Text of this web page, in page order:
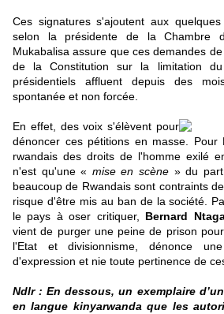
Ces signatures s'ajoutent aux
selon la présidente de la Chambre
Mukabalisa assure que ces demandes
de la Constitution sur la limitation
présidentiels affluent depuis des
spontanée et non forcée.
En effet, des voix s'élèvent pour
dénoncer ces pétitions en masse. Pour
rwandais des droits de l'homme exilé
n'est qu'une « mise en scène» du parti
beaucoup de Rwandais sont contraints
risque d'être mis au ban de la société.
le pays à oser critiquer, Bernard
vient de purger une peine de prison
l'Etat et divisionnisme, dénonce
d'expression et nie toute pertinence de
Ndlr : En dessous, un exemplaire
en langue kinyarwanda que les